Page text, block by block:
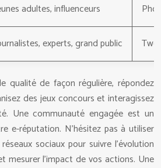
adultes, influenceurs
experts, grand public
qualité de façon régulière, répondez
des jeux concours et interagissez
Une communauté engagée est un
e-réputation. N’hésitez pas à utiliser
sociaux pour suivre l’évolution
mesurer l’impact de vos actions. Une